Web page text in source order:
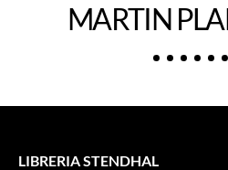
MARTIN
LIBRERIA STENDHAL